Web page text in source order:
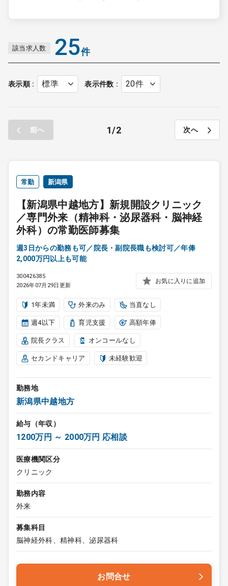
受付時間 9:00 ～ 18:00（平日）
0120-337-613
クリニック開業
お問合せ
該当求人数 25件
表示順 表示件数
前へ 1 2 次へ
常勤 新潟県
【新潟県中越地方】新規開設クリニック
／専門外来（精神科・泌尿器科・脳神経
外科）の常勤医師募集
週3日からの勤務も可／院長・副院長職も検討可／年俸
2,000万円以上も可能
300426385
2026年07月29日更新
お気に入りに追加
1年未満 外来のみ 当直なし
週4以下 育児支援 高額年俸
院長クラス オンコールなし
セカンドキャリア 未経験歓迎
勤務地
新潟県中越地方
給与（年収）
1200万円 ～ 2000万円 応相談
医療機関区分
クリニック
勤務内容
外来
募集科目
脳神経外科、精神科、泌尿器科
お問合せ